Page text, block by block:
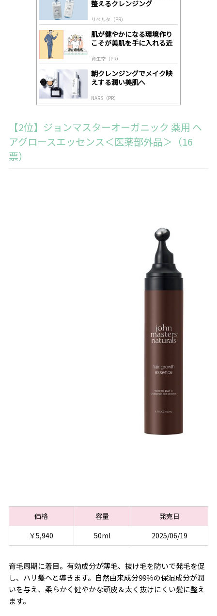
整えるクレンジング
リベルタ（PR）
肌が健やかになる環境作り
こそが美肌を手に入れる近
資生堂（PR）
朝クレンジングでメイク映
えする潤い美肌へ
NARS（PR）
【2位】ジョンマスターオーガニック 薬用 ヘ
アグロースエッセンス＜医薬部外品＞（16
票）
価格 容量
発売日
￥5,940
50ml 2025/06/19
育毛周期に着目。有効成分が薄毛、抜け毛を防いで発毛を促
し、ハリ髪へと導きます。自然由来成分99％の保湿成分が潤
いを与え、柔らかく健やかな頭皮＆太く抜けにくい髪に整え
ます。